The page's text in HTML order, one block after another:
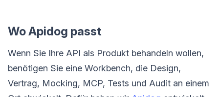
Wo Apidog passt
Wenn Sie Ihre API als Produkt behandeln wollen,
benötigen Sie eine Workbench, die Design,
Vertrag, Mocking, MCP, Tests und Audit an einem